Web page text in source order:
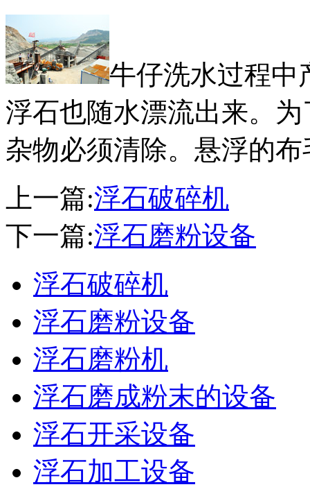
牛仔洗水过程中
浮石也随水漂流出来。
杂物必须清除。悬浮的
上一篇:浮石破碎机
下一篇:浮石磨粉设备
浮石破碎机
浮石磨粉设备
浮石磨粉机
浮石磨成粉末的设备
浮石开采设备
浮石加工设备